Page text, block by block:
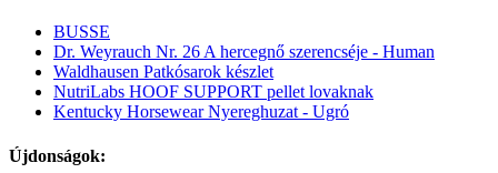
BUSSE
Dr. Weyrauch Nr. 26 A hercegnő szerencséje - Human
Waldhausen Patkósarok készlet
NutriLabs HOOF SUPPORT pellet lovaknak
Kentucky Horsewear Nyereghuzat - Ugró
Újdonságok: